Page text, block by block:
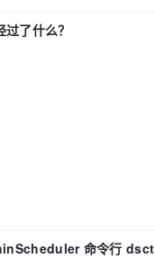
了什么？
命令行